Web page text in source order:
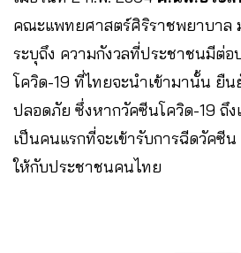
คณะแพทยศาสตร์ศิริราชพยาบาล
ระบุถึง ความกังวลที่ประชาชนมีต่
โควิด-19 ที่ไทยจะนำเข้ามานั้น ยื
ปลอดภัย ซึ่งหากวัคซีนโควิด-19 ถึง
เป็นคนแรกที่จะเข้ารับการฉีดวัคซีน
ให้กับประชาชนคนไทย